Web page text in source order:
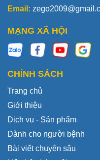
Email:
MẠNG XÃ HỘI
CHÍNH SÁCH
Trang chủ
Giới thiệu
Dịch vụ - Sản phẩm
Dành cho người bệnh
Bài viết chuyên sâu